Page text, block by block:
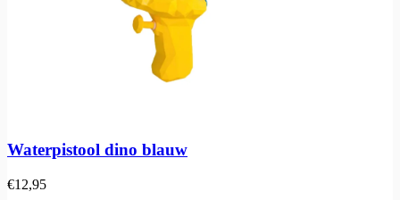
Waterpistool dino blauw
€12,95